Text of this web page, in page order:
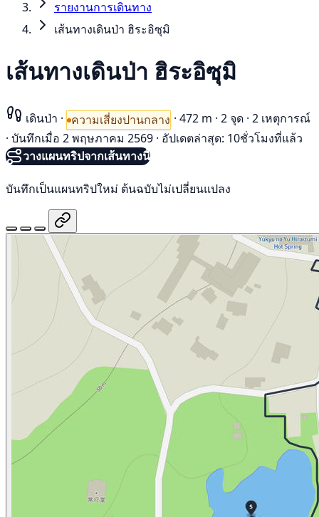
รายงานการเดินทาง
เส้นทางเดินป่า ฮิระอิซุมิ
เส้นทางเดินป่า ฮิระอิซุมิ
เดินป่า · ความเสี่ยงปานกลาง · 472 m · 2 จุด · 2 เหตุการณ์
· บันทึกเมื่อ 2 พฤษภาคม 2569 · อัปเดตล่าสุด: 10ชั่วโมงที่แล้ว
วางแผนทริปจากเส้นทางนี้
บันทึกเป็นแผนทริปใหม่ ต้นฉบับไม่เปลี่ยนแปลง